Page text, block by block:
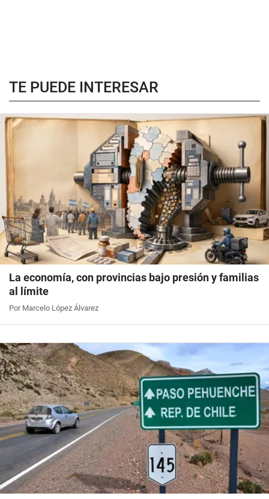
TE PUEDE INTERESAR
La economía, con provincias bajo presión y familias
al límite
Por Marcelo López Álvarez